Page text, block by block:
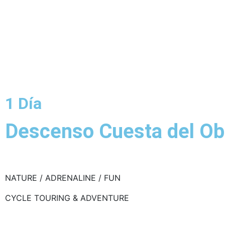
1 Día
Descenso Cuesta del
NATURE / ADRENALINE / FUN
CYCLE TOURING & ADVENTURE